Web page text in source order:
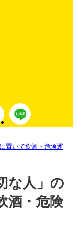
置いて飲酒・危険運
な人」の
酒・危険